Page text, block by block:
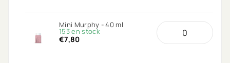
Mini Murphy - 40 ml
153 en stock
€7,80